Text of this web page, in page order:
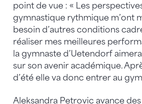
point de vue : « Les
gymnastique rythmique m’ont
besoin d’autres conditions
réaliser mes meilleures
la gymnaste d’Uetendorf
sur son avenir académique.
d’été elle va donc entrer au
Aleksandra Petrovic avance